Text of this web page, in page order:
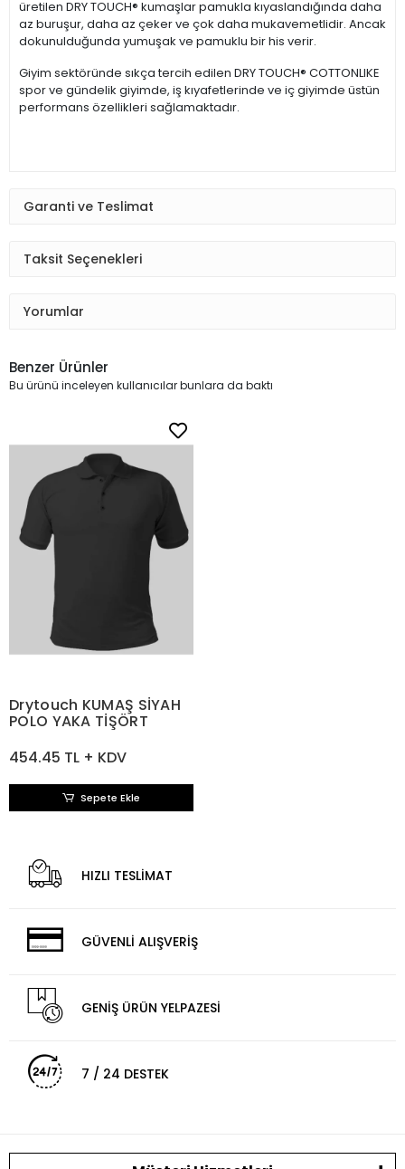
üretilen DRY TOUCH® kumaşlar pamukla kıyaslandığında daha
az buruşur, daha az çeker ve çok daha mukavemetlidir. Ancak
dokunulduğunda yumuşak ve pamuklu bir his verir.
Giyim sektöründe sıkça tercih edilen DRY TOUCH® COTTONLIKE
spor ve gündelik giyimde, iş kıyafetlerinde ve iç giyimde üstün
performans özellikleri sağlamaktadır.
Garanti ve Teslimat
Taksit Seçenekleri
Yorumlar
Benzer Ürünler
Bu ürünü inceleyen kullanıcılar bunlara da baktı
Drytouch KUMAŞ SİYAH
POLO YAKA TİŞÖRT
454.45 TL + KDV
Sepete Ekle
HIZLI TESLİMAT
GÜVENLİ ALIŞVERİŞ
GENİŞ ÜRÜN YELPAZESİ
7 / 24 DESTEK